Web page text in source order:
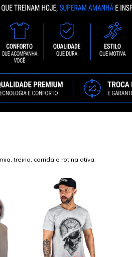
treino, corrida e rotina ativa.